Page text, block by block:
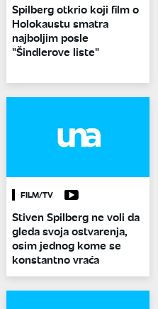
Spilberg otkrio koji film o
Holokaustu smatra
najboljim posle
"Šindlerove liste"
FILM/TV
Stiven Spilberg ne voli da
gleda svoja ostvarenja,
osim jednog kome se
konstantno vraća